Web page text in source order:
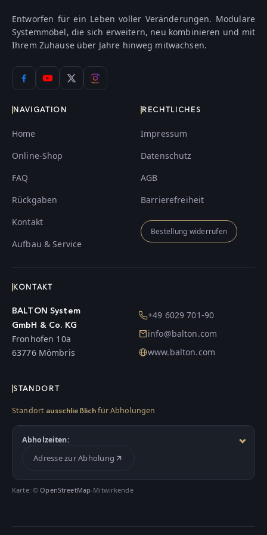
Entworfen für ein Leben voller Veränderungen. Modulare
Systemmöbel, die sich erweitern, neu kombinieren und mit
Ihrem Zuhause über Jahre hinweg mitwachsen.
NAVIGATION
Home
Online-Shop
FAQ
Rückgaben
Kontakt
Aufbau & Service
RECHTLICHES
Impressum
Datenschutz
AGB
Barrierefreiheit
Bestellung widerrufen
KONTAKT
BALTON System
GmbH & Co. KG
Fronhofen 10a
63776 Mömbris
+49 6029 701-90
info@balton.com
www.balton.com
STANDORT
Standort ausschließlich für Abholungen
Abholzeiten:
Adresse zur Abholung
Karte: ©OpenStreetMap-Mitwirkende